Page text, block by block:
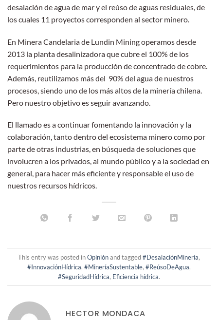
desalación de agua de mar y el reúso de aguas residuales, de
los cuales 11 proyectos corresponden al sector minero.
En Minera Candelaria de Lundin Mining operamos desde
2013 la planta desalinizadora que cubre el 100% de los
requerimientos para la producción de concentrado de cobre.
Además, reutilizamos más del 90% del agua de nuestros
procesos, siendo uno de los más altos de la minería chilena.
Pero nuestro objetivo es seguir avanzando.
El llamado es a continuar fomentando la innovación y la
colaboración, tanto dentro del ecosistema minero como por
parte de otras industrias, en búsqueda de soluciones que
involucren a los privados, al mundo público y a la sociedad en
general, para hacer más eficiente y responsable el uso de
nuestros recursos hídricos.
This entry was posted inOpiniónand tagged#DesalaciónMinería,
#InnovaciónHídrica, #MineríaSustentable, #ReúsoDeAgua,
#SeguridadHídrica, Eficiencia hídrica.
HECTOR MONDACA